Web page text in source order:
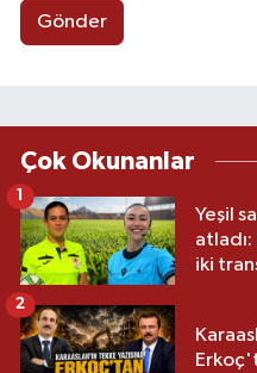
Gönder
Çok Okunanlar
Yeşil
iki
2